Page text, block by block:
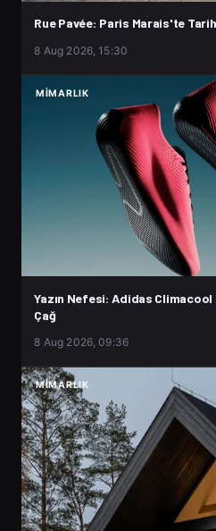
Rue Pavée: Paris Marais'te
8 Aug 2026, 15:30
MIMARLIK
Yazın Nefesi: Adidas Climacool
Çağ
8 Aug 2026, 09:36
MIMARLIK